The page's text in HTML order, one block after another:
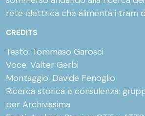
rete elettrica che alimenta i tram
CREDITS
Testo: Tommaso Garosci
Voce: Valter Gerbi
Montaggio: Davide Fenoglio
Ricerca storica e consulenza:
per Archivissima